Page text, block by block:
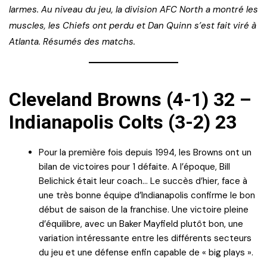
larmes. Au niveau du jeu, la division AFC North a montré les
muscles, les Chiefs ont perdu et Dan Quinn s’est fait viré à
Atlanta. Résumés des matchs.
Cleveland Browns (4-1) 32 –
Indianapolis Colts (3-2) 23
Pour la première fois depuis 1994, les Browns ont un
bilan de victoires pour 1 défaite. A l’époque, Bill
Belichick était leur coach… Le succès d’hier, face à
une très bonne équipe d’Indianapolis confirme le bon
début de saison de la franchise. Une victoire pleine
d’équilibre, avec un Baker Mayfield plutôt bon, une
variation intéressante entre les différents secteurs
du jeu et une défense enfin capable de « big plays ».